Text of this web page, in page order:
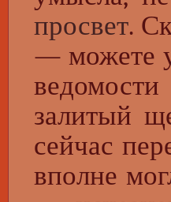
просвет.
— можете
залитый
сейчас
вполне